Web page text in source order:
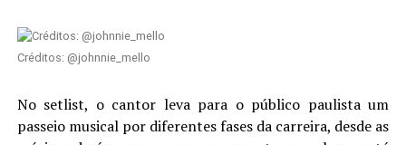
Créditos: @johnnie_mello
No setlist, o cantor leva para o público paulista um
passeio musical por diferentes fases da carreira, desde as